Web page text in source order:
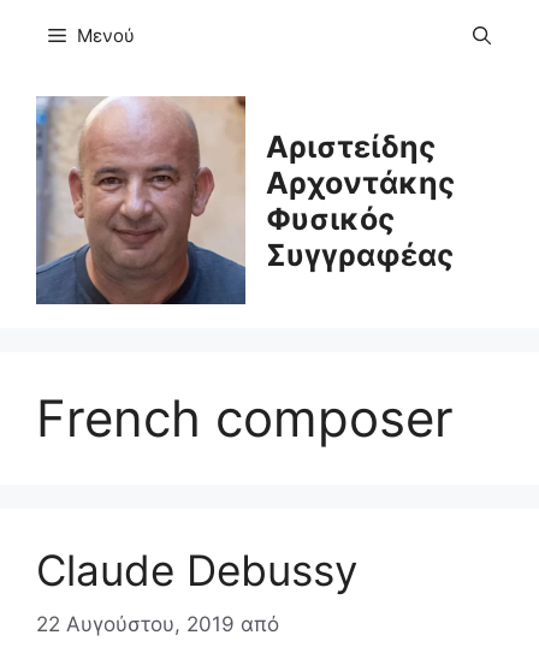
Μενού
Αριστείδης
Αρχοντάκης
Φυσικός
Συγγραφέας
French composer
Claude Debussy
22 Αυγούστου, 2019 από